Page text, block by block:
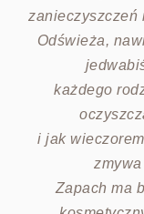
zanieczyszczeń
Odświeża,
każdego
i jak
Zapach ma